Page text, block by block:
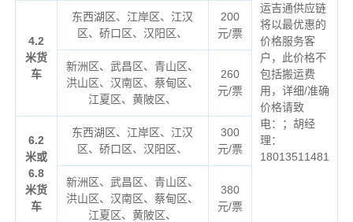
运吉通供应链
将以最优惠的
价格服务客
户，此价格不
包括搬运费
用，详细/准确
价格请致
电：；胡经
理：
18013511481
4.2
米货
车
东西湖区、江岸区、江汉
区、硚口区、汉阳区、
200
元/票
新洲区、武昌区、青山区、
洪山区、汉南区、蔡甸区、
江夏区、黄陂区、
260
元/票
6.2
米或
6.8
米货
车
东西湖区、江岸区、江汉
区、硚口区、汉阳区、
300
元/票
新洲区、武昌区、青山区、
洪山区、汉南区、蔡甸区、
江夏区、黄陂区、
380
元/票